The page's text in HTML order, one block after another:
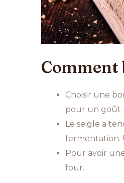
Comment
Choisir une
pour un goût
Le seigle a
fermentation.
Pour avoir
four.